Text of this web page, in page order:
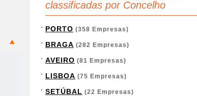
classificadas por Concelho
PORTO (358 Empresas)
BRAGA (282 Empresas)
AVEIRO (81 Empresas)
LISBOA (75 Empresas)
SETÚBAL (22 Empresas)